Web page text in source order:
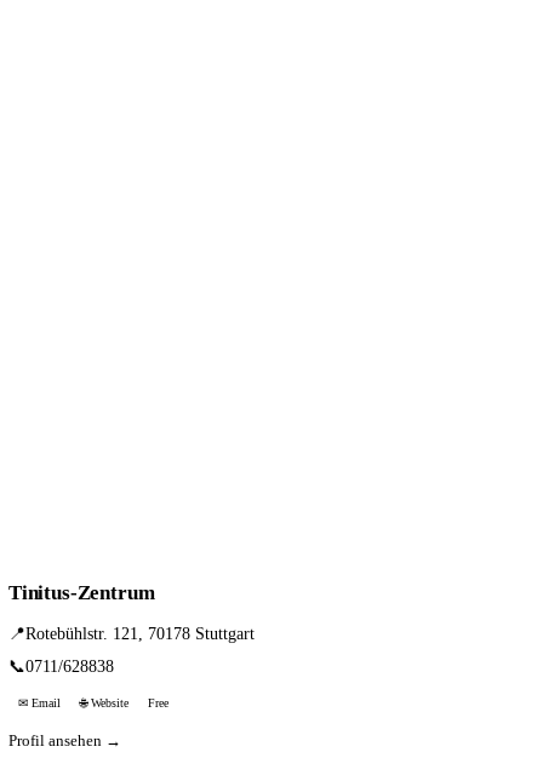
Tinitus-Zentrum
📍Rotebühlstr. 121, 70178 Stuttgart
📞0711/628838
✉ Email 🌐 Website Free
Profil ansehen →